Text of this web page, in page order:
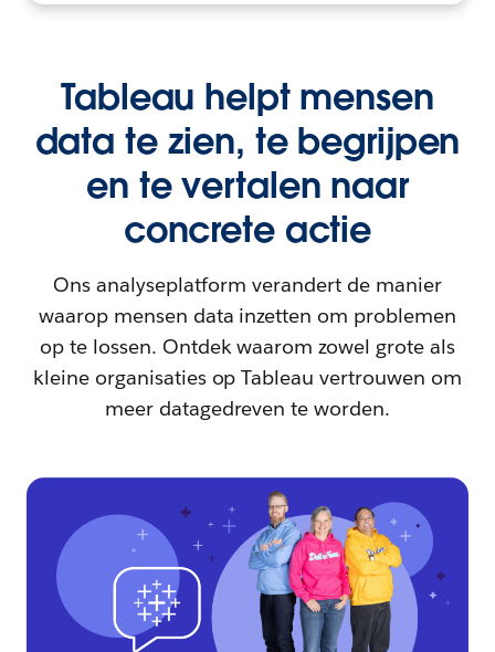
Tableau helpt mensen
data te zien, te begrijpen
en te vertalen naar
concrete actie
Ons analyseplatform verandert de manier
waarop mensen data inzetten om problemen
op te lossen. Ontdek waarom zowel grote als
kleine organisaties op Tableau vertrouwen om
meer datagedreven te worden.